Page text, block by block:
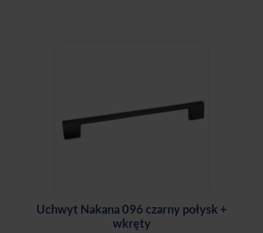
Uchwyt Nakana 096 czarny połysk +
wkręty